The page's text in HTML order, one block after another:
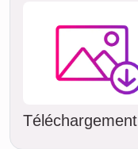
Téléchargement